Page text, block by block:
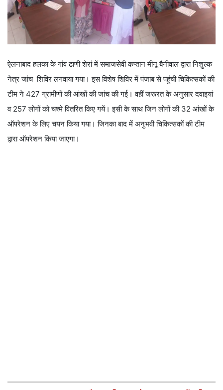
ऐलनाबाद हलका के गांव ढाणी शेरां में समाजसेवी कप्तान मीनू बैनीवाल द्वारा निशुल्क
नेत्र जांच शिविर लगवाया गया। इस विशेष शिविर में पंजाब से पहुंची चिकित्सकों की
टीम ने 427 ग्रामीणों की आंखों की जांच की गई। वहीं जरूरत के अनुसार दवाइयां
व 257 लोगों को चश्मे वितरित किए गयें। इसी के साथ जिन लोगों की 32 आंखों के
ऑपरेशन के लिए चयन किया गया। जिनका बाद मेंं अनुभवी चिकित्सकों की टीम
द्वारा ऑपरेशन किया जाएगा।